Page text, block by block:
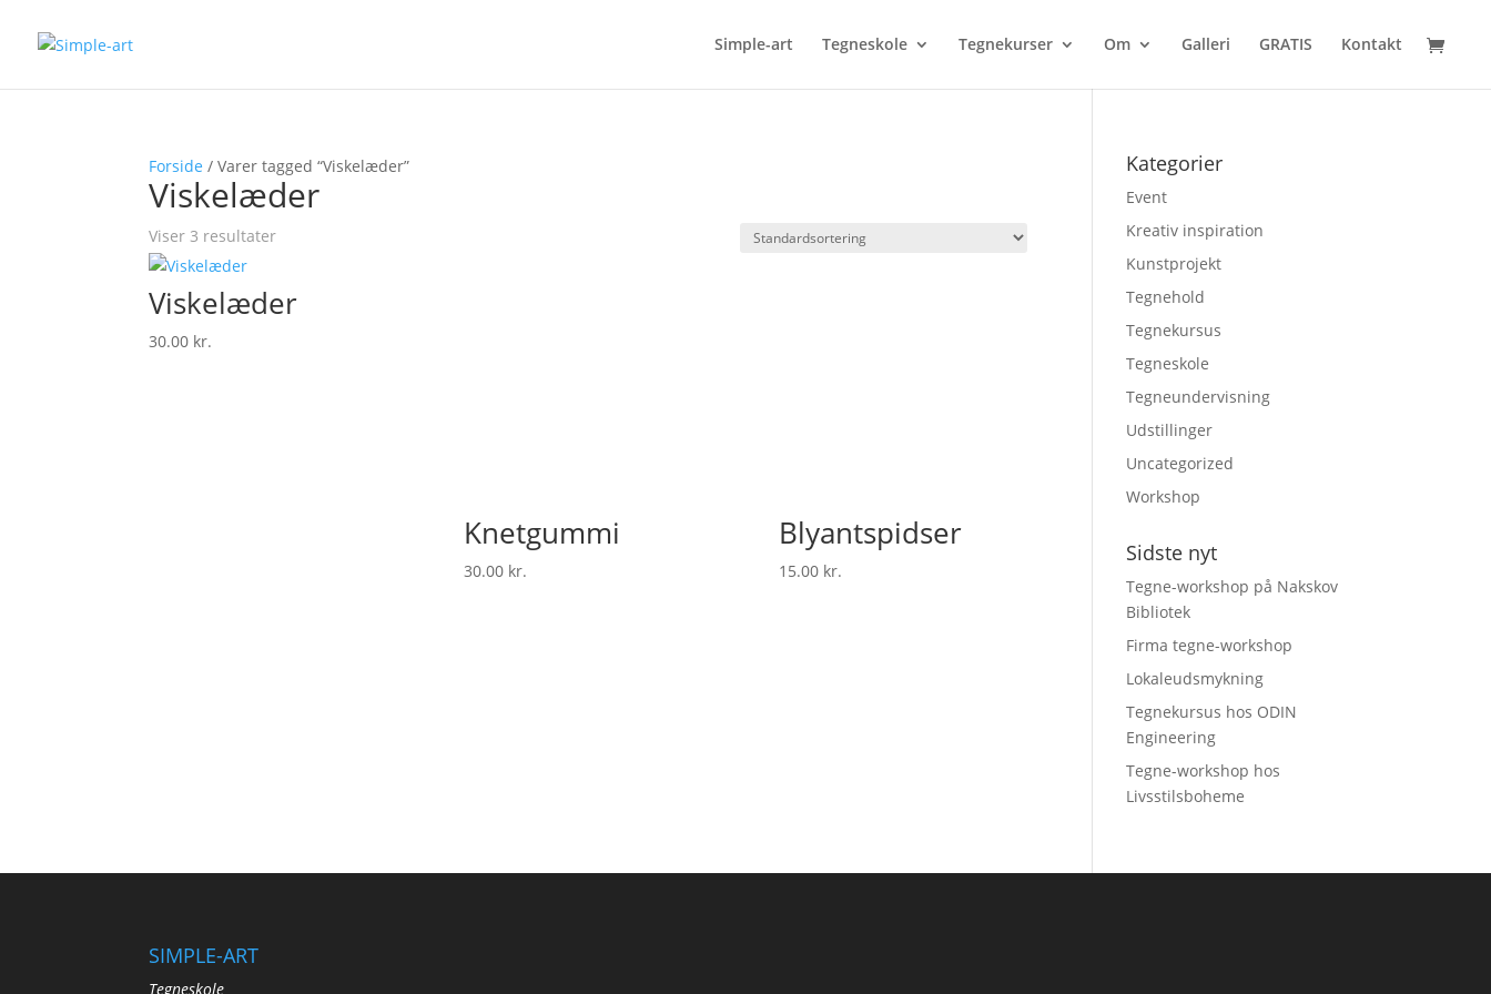
Simple-art Tegneskole Tegnekurser Om Galleri GRATIS Kontakt
Forside / Varer tagged “Viskelæder”
Viskelæder
Viser 3 resultater
Viskelæder
30.00 kr.
Knetgummi
30.00 kr.
Blyantspidser
15.00 kr.
Kategorier
Event
Kreativ inspiration
Kunstprojekt
Tegnehold
Tegnekursus
Tegneskole
Tegneundervisning
Udstillinger
Uncategorized
Workshop
Sidste nyt
Tegne-workshop på Nakskov
Bibliotek
Firma tegne-workshop
Lokaleudsmykning
Tegnekursus hos ODIN
Engineering
Tegne-workshop hos
Livsstilsboheme
SIMPLE-ART
Tegneskole